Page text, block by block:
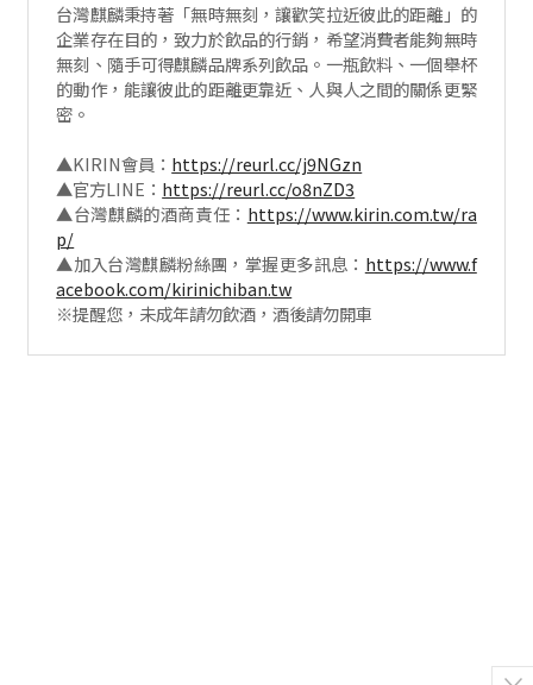
台灣麒麟秉持著「無時無刻，讓歡笑拉近彼此的距離」的
企業存在目的，致力於飲品的行銷，希望消費者能夠無時
無刻、隨手可得麒麟品牌系列飲品。一瓶飲料、一個舉杯
的動作，能讓彼此的距離更靠近、人與人之間的關係更緊
密。
▲KIRIN會員： https://reurl.cc/j9NGzn
▲官方LINE： https://reurl.cc/o8nZD3
▲台灣麒麟的酒商責任： https://www.kirin.com.tw/ra
p/
▲加入台灣麒麟粉絲團，掌握更多訊息： https://www.f
acebook.com/kirinichiban.tw
※提醒您，未成年請勿飲酒，酒後請勿開車